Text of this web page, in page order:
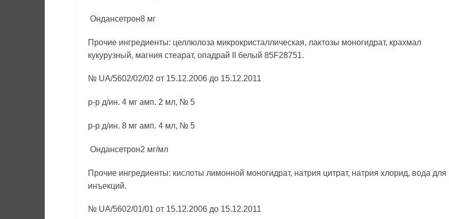
Ондансетрон8 мг
Прочие ингредиенты: целлюлоза микрокристаллическая, лактозы моногидрат, крахмал
кукурузный, магния стеарат, опадрай II белый 85F28751.
№ UA/5602/02/02 от 15.12.2006 до 15.12.2011
р-р д/ин. 4 мг амп. 2 мл, № 5
р-р д/ин. 8 мг амп. 4 мл, № 5
Ондансетрон2 мг/мл
Прочие ингредиенты: кислоты лимонной моногидрат, натрия цитрат, натрия хлорид, вода для
инъекций.
№ UA/5602/01/01 от 15.12.2006 до 15.12.2011